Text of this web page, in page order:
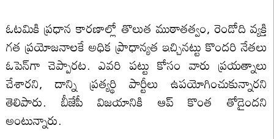
ఓటమికి ప్రధాన కారణాల్లో తొలుత ముఠాతత్వం, రెండోది వ్యక్తి
గత ప్రయోజనాలకే అధిక ప్రాధాన్యత ఇచ్చినట్టు కొందరి నేతలు
ఓపెన్‌గా చెప్పారట. ఎవరి పట్టు కోసం వారు ప్రయత్నాలు
చేశారని, దాన్ని ప్రత్యర్థి పార్టీలు ఉపయోగించుకున్నారని
తెలిపారు. బీజేపీ విజయానికి ఆప్ కొంత తోడైందని
అంటున్నారు.